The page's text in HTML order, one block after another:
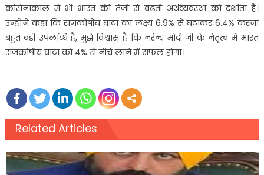
कोरोनाकाल में भी भारत की तेज़ी से बढती अर्थव्यवस्था को दर्शाता है।
उन्होंने कहा कि राजकोषीय घाटा का लक्ष्य 6.9% से घटाकर 6.4% करना
बहुत बड़ी उपलब्धि है, मुझे विश्वास है कि नरेन्द्र मोदी जी के नेतृत्व में भारत
राजकोषीय घाटा को 4% से नीचे लाने में सफल होगा।
Related Articles